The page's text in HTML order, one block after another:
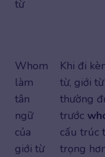
từ
Whom
làm
tân
ngữ
của
giới từ
Khi đi
từ, giới từ
thường
trước
cấu trúc
trọng